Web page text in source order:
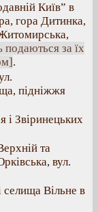
Київ” в
гора Дитинка,
подаються за їх
.
підніжжя
і Звіринецьких
та
вул.
Вільне в